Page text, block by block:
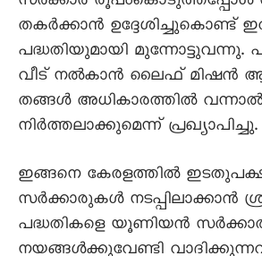
തകർക്കാൻ ഉദ്ദേശിച്ചുകൊണ്ട്
പദ്ധതിയുമായി മുന്നോട്ടുവന്നു.
വീട് നൽകാൻ ലൈഫ് മിഷൻ
തങ്ങൾ അധികാരത്തിൽ
നിർത്തലാക്കുമെന്ന് പ്രഖ്യാപിച്ചു.
ഇങ്ങനെ കേരളത്തിൽ
സർക്കാരുകൾ നടപ്പിലാക്കാൻ
പദ്ധതികളെ യൂണിയൻ